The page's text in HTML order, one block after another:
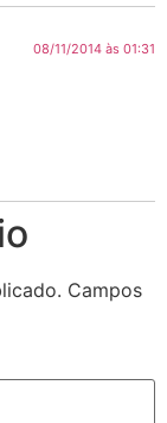
08/11/2014 às 01:31
Campos